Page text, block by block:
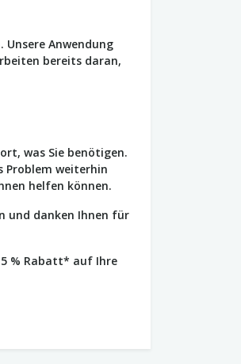
Unsere Anwendung
bereits daran,
was Sie benötigen.
Problem weiterhin
helfen können.
und danken Ihnen für
% Rabatt* auf Ihre